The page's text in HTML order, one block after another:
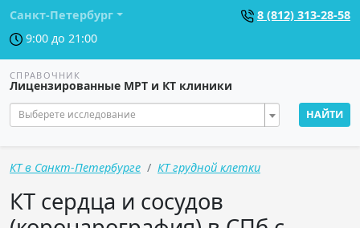
Санкт-Петербург
8 (812) 313-28-58
9:00 до 21:00
СПРАВОЧНИК
Лицензированные МРТ и КТ клиники
Выберете исследование НАЙТИ
КТ в Санкт-Петербурге КТ грудной клетки
КТ сердца и сосудов